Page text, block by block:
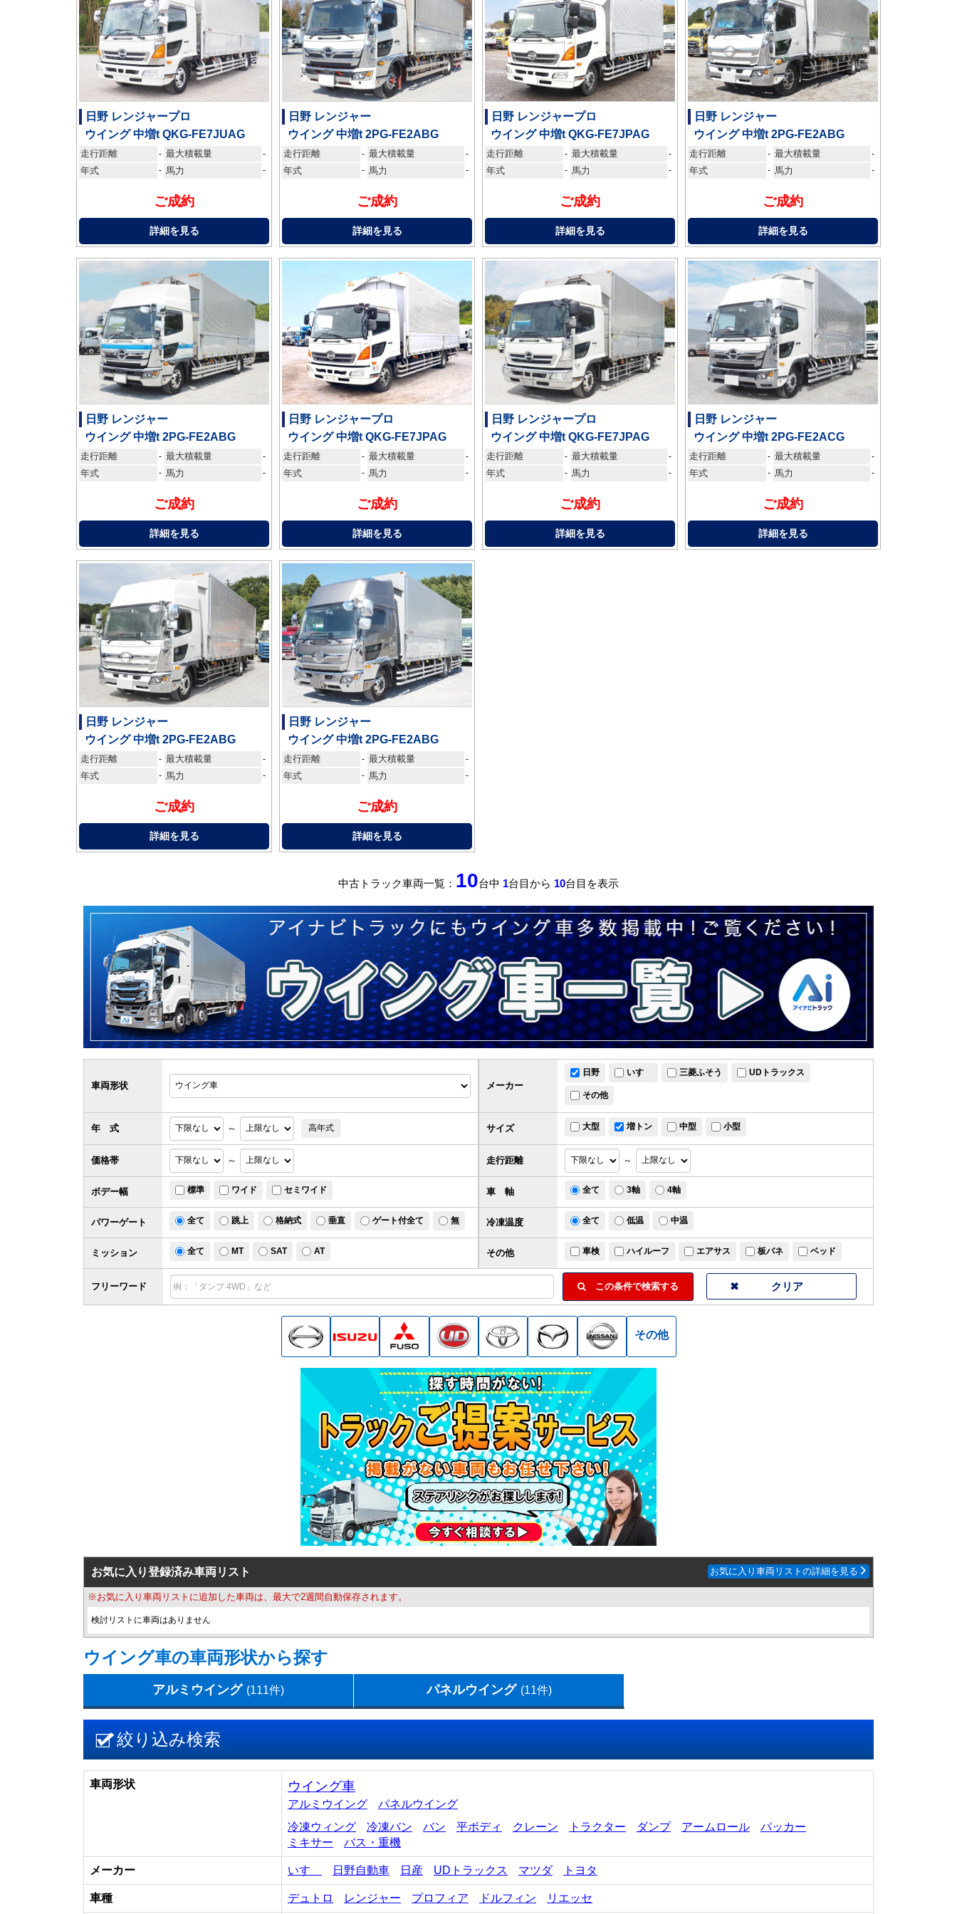
日野 レンジャープロ
ウイング 中増t QKG-FE7JUAG
走行距離 - 最大積載量 -
年式 - 馬力 -
ご成約
詳細を見る
日野 レンジャー
ウイング 中増t 2PG-FE2ABG
走行距離 - 最大積載量 -
年式 - 馬力 -
ご成約
詳細を見る
日野 レンジャープロ
ウイング 中増t QKG-FE7JPAG
走行距離 - 最大積載量 -
年式 - 馬力 -
ご成約
詳細を見る
日野 レンジャー
ウイング 中増t 2PG-FE2ABG
走行距離 - 最大積載量 -
年式 - 馬力 -
ご成約
詳細を見る
日野 レンジャー
ウイング 中増t 2PG-FE2ABG
走行距離 - 最大積載量 -
年式 - 馬力 -
ご成約
詳細を見る
日野 レンジャープロ
ウイング 中増t QKG-FE7JPAG
走行距離 - 最大積載量 -
年式 - 馬力 -
ご成約
詳細を見る
日野 レンジャープロ
ウイング 中増t QKG-FE7JPAG
走行距離 - 最大積載量 -
年式 - 馬力 -
ご成約
詳細を見る
日野 レンジャー
ウイング 中増t 2PG-FE2ACG
走行距離 - 最大積載量 -
年式 - 馬力 -
ご成約
詳細を見る
日野 レンジャー
ウイング 中増t 2PG-FE2ABG
走行距離 - 最大積載量 -
年式 - 馬力 -
ご成約
詳細を見る
日野 レンジャー
ウイング 中増t 2PG-FE2ABG
走行距離 - 最大積載量 -
年式 - 馬力 -
ご成約
詳細を見る
中古トラック車両一覧： 10台中 1台目から 10台目を表示
車両形状
サイズ 大型 増トン 中型 小型
価格帯 ～
フリーワード この条件で検索する
メーカー
日野 いすゞ 三菱ふそう UDトラックス
その他
年 式 ～ 高年式
走行距離 ～
ボデー幅 標準 ワイド セミワイド 車 軸 全て 3軸 4軸
パワーゲート 全て 跳上 格納式 垂直 ゲート付全て 無 冷凍温度 全て 低温 中温
ミッション 全て MT SAT AT その他 車検 ハイルーフ エアサス 板バネ ベッド
その他
お気に入り登録済み車両リスト お気に入り車両リストの詳細を見る
※お気に入り車両リストに追加した車両は、最大で2週間自動保存されます。
検討リストに車両はありません
ウイング車の車両形状から探す
アルミウイング (111件) パネルウイング (11件)
絞り込み検索
車両形状 ウイング車
アルミウイング
パネルウイング
冷凍ウィング
冷凍バン バン 平ボディ クレーン トラクター ダンプ アームロール
パッカー
ミキサー
バス・重機
メーカー いすゞ 日野自動車 日産 UDトラックス マツダ トヨタ
車種 デュトロ レンジャー プロフィア ドルフィン リエッセ